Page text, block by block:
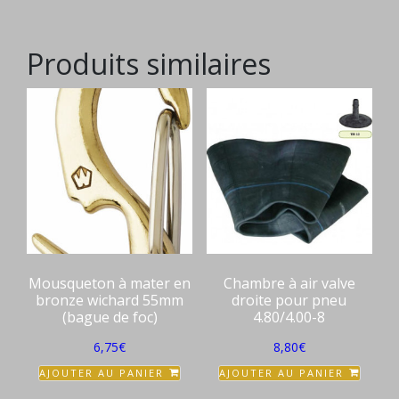
Produits similaires
Mousqueton à mater en
bronze wichard 55mm
(bague de foc)
6,75€
AJOUTER AU PANIER
Chambre à air valve
droite pour pneu
4.80/4.00-8
8,80€
AJOUTER AU PANIER